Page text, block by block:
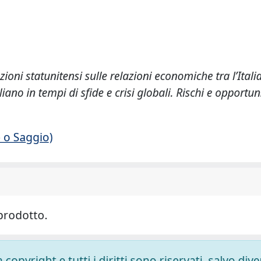
statunitensi sulle relazioni economiche tra
in tempi di sfide e crisi globali. Rischi e
Saggio)